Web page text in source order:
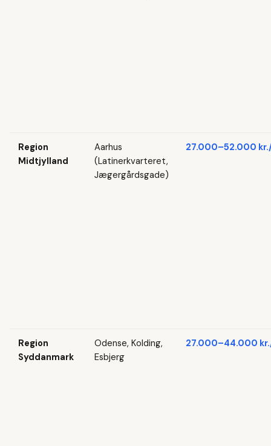
Region
Midtjylland
Aarhus
(Latinerkvarteret,
Jægergårdsgade)
27.000–52.000
Region
Syddanmark
Odense, Kolding,
Esbjerg
27.000–44.000